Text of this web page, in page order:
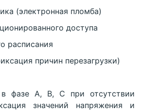
(электронная пломба)
доступа
расписания
причин перезагрузки)
фазе А, В, С при отсутствии
значений напряжения и